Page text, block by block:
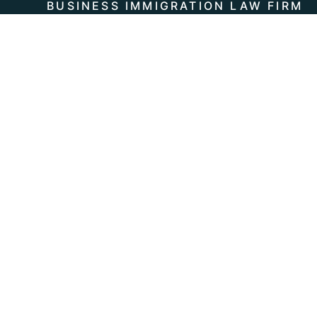
BUSINESS IMMIGRATION LAW FIRM